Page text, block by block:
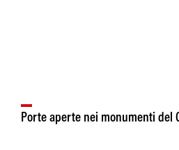
Porte aperte nei monumenti del